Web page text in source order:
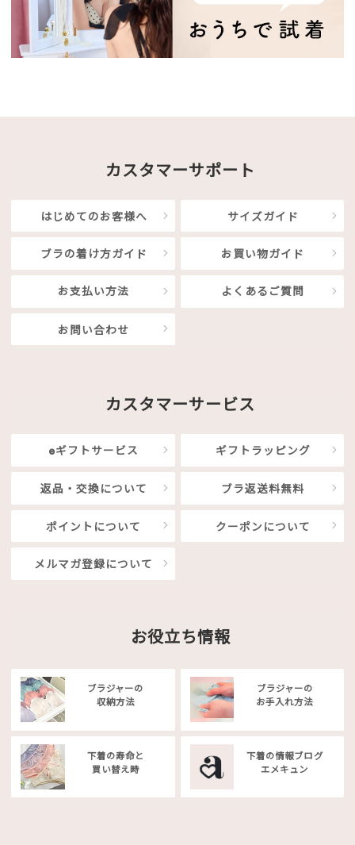
カスタマーサポート
はじめてのお客様へ サイズガイド
ブラの着け方ガイド お買い物ガイド
お支払い方法 よくあるご質問
お問い合わせ
カスタマーサービス
eギフトサービス ギフトラッピング
返品・交換について ブラ返送料無料
ポイントについて クーポンについて
メルマガ登録について
お役立ち情報
ブラジャーの
収納方法
ブラジャーの
お手入れ方法
下着の寿命と
買い替え時
下着の情報ブログ
エメキュン